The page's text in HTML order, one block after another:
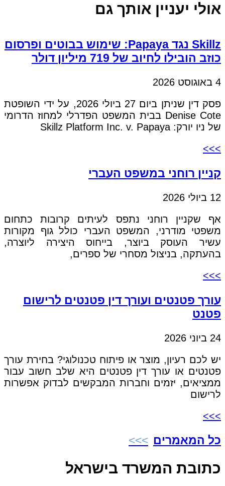
אולי יעניין אותך גם
Skillz נגד Papaya: שימוש בבוטים ופרסום
כוזב הובילו לחיוב של 719 מיליון דולר
4 באוגוסט 2026
פסק דין שניתן ביום 27 ביולי 2026, על ידי השופטת
Denise Cote בבית המשפט הפדרלי למחוז הדרומי
של ניו יורק: Skillz Platform Inc. v. Papaya
>>>
קניין רוחני במשפט העברי
12 ביולי 2026
אף שקניין רוחני נתפס לעיתים קרובות כתחום
משפטי מודרני, המשפט העברי כולל גוף מקורות
עשיר העוסק ביוצר, בייחוס היצירה ליוצרה,
בהעתקה, בניצול מסחרי של ספרים,
>>>
עורך פטנטים ועורך דין פטנטים לרישום
פטנט
24 ביוני 2026
יש לכם רעיון, מוצר או פיתוח טכנולוגי? בחירת עורך
פטנטים או עורך דין פטנטים היא שלב חשוב עבור
ממציאים, יזמים וחברות המבקשים לבדוק אפשרות
לרישום
>>>
כל המאמרים
כתובת המשרד בישראל